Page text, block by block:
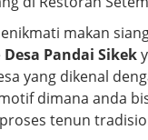
makan
Desa Pandai Sikek
yang dikenal
dimana anda
tenun